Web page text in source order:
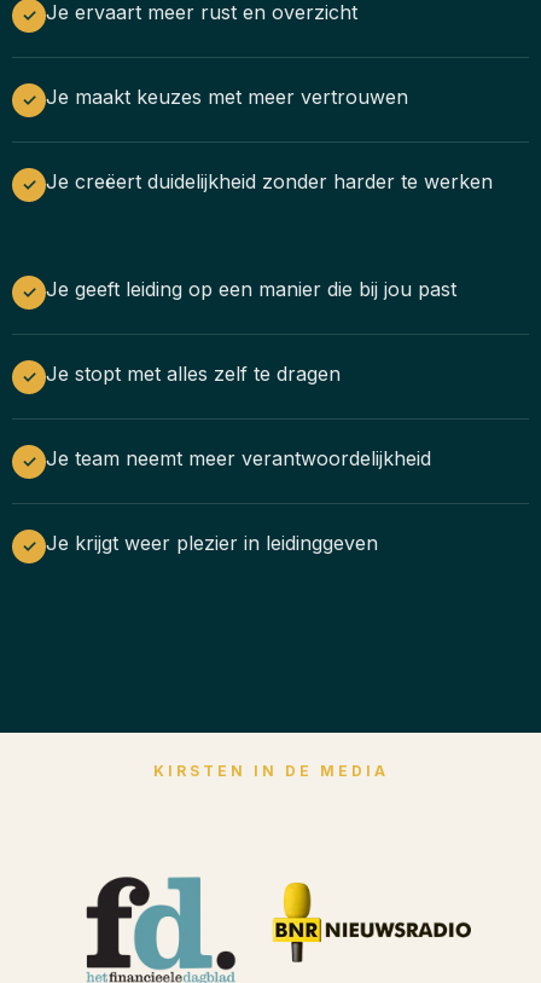
✓ Je ervaart meer rust en overzicht
✓ Je maakt keuzes met meer vertrouwen
✓ Je creëert duidelijkheid zonder harder te werken
✓ Je geeft leiding op een manier die bij jou past
✓ Je stopt met alles zelf te dragen
✓ Je team neemt meer verantwoordelijkheid
✓ Je krijgt weer plezier in leidinggeven
KIRSTEN IN DE MEDIA